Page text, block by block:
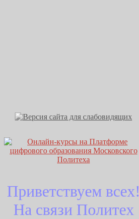
Приветствуем всех!
На связи Политех